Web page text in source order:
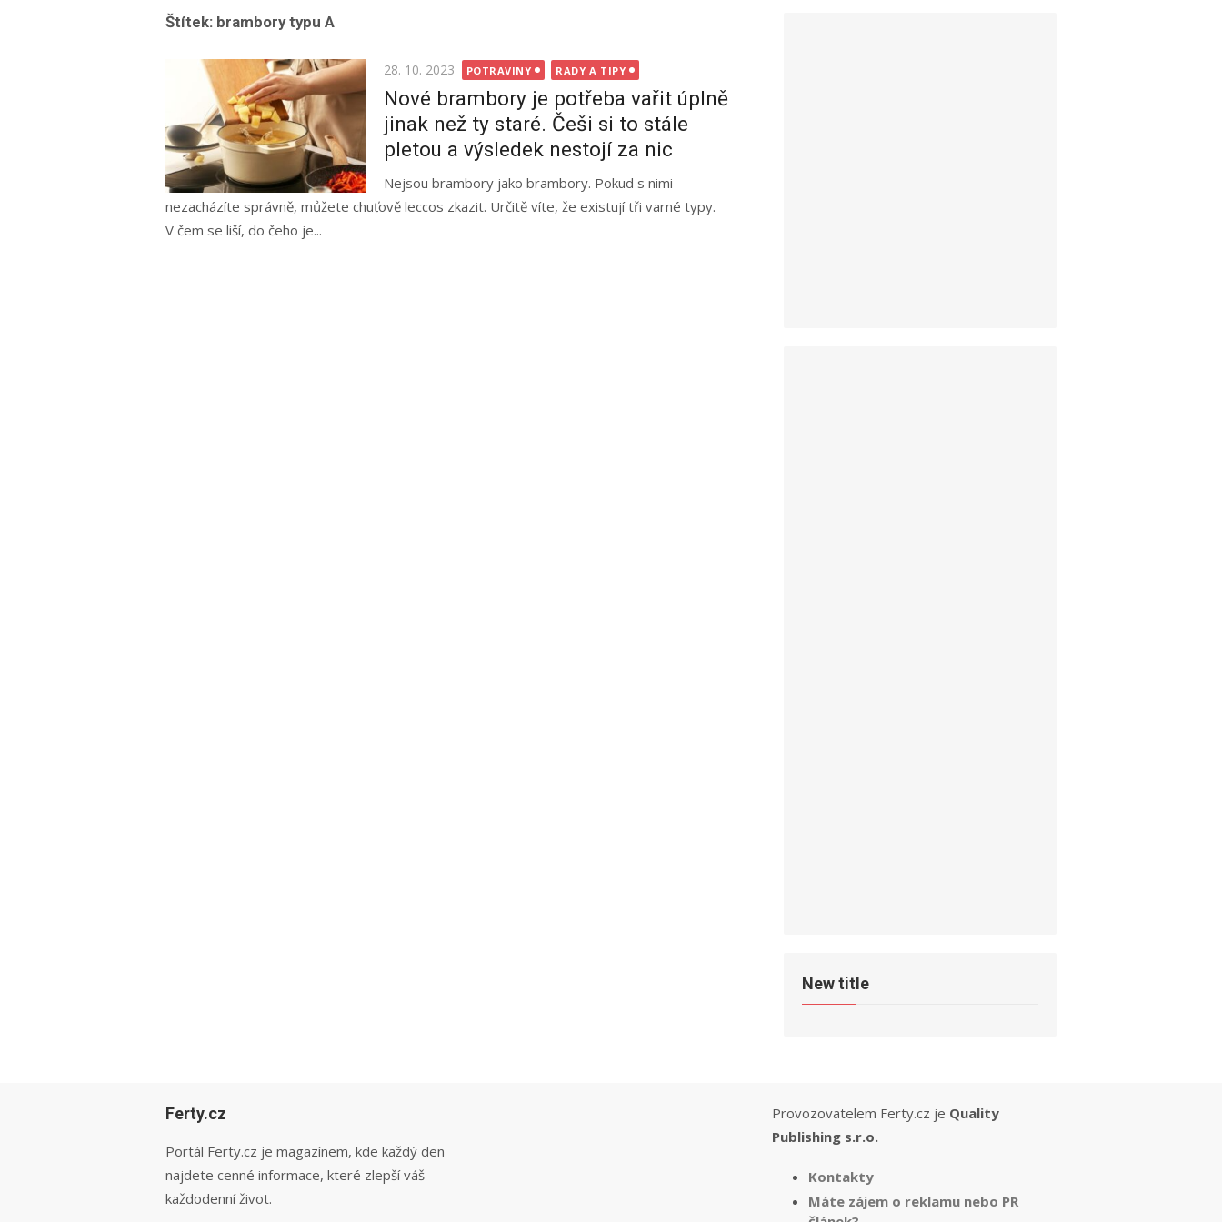
Štítek: brambory typu A
Posted
on
28. 10. 2023 POTRAVINY RADY A TIPY
Nové brambory je potřeba vařit úplně
jinak než ty staré. Češi si to stále
pletou a výsledek nestojí za nic
Nejsou brambory jako brambory. Pokud s nimi
nezacházíte správně, můžete chuťově leccos zkazit. Určitě víte, že existují tři varné typy.
V čem se liší, do čeho je...
New title
Ferty.cz
Portál Ferty.cz je magazínem, kde každý den
najdete cenné informace, které zlepší váš
každodenní život.
Provozovatelem Ferty.cz je Quality
Publishing s.r.o.
Kontakty
Máte zájem o reklamu nebo PR